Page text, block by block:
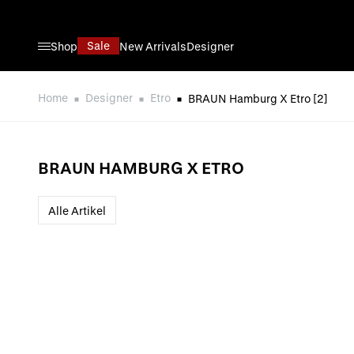
Shop
Sale New ArrivalsDesigner
Home Designer Etro BRAUN Hamburg X Etro [2]
BRAUN HAMBURG X ETRO
Alle Artikel